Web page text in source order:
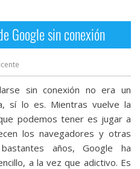
Google sin conexión
sin conexión no era un
sí lo es. Mientras vuelve la
podemos tener es jugar a
los navegadores y otras
años, Google ha
a la vez que adictivo. Es